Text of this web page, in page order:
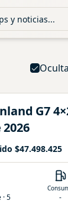
G7
2026
$47.498.425
5
-